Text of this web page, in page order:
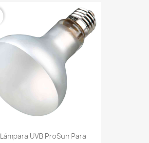
Lámpara UVB ProSun Para...